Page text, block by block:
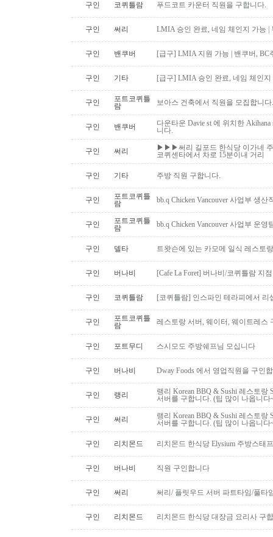
구인 코퀴틀람 푸드코트 카운터 직원을 구합니다.
구인 써리 LMIA 승인 완료, 네임 체인지 가능 |
구인 밴쿠버 [급구] LMIA 지원 가능 | 밴쿠버,
구인 기타 [급구] LMIA 승인 완료, 네임 체인
구인
포트코퀴틀
람
보아스 건축에서 직원을 모집합니다.
구인 밴쿠버
다운타운 Davie st 에 위치한
니다.
구인 써리
▶▶▶써리 길포드 한식당 이가네
코퀴센타에서 차로 15분이내 거리
구인 기타 주방 직원 구합니다.
구인
포트코퀴틀
람
bb.q Chicken Vancouver 사업부 생
구인
포트코퀴틀
람
bb.q Chicken Vancouver 사업부 운
구인 델타 트왓슨에 있는 카모메 일식 레스토
구인 버나비 [Cafe La Foret] 버나비/코퀴틀람 지
구인 코퀴틀람 [코퀴틀람] 인스파인 테라피에서 리
구인
포트코퀴틀
람
레스토랑 서버, 웨이터, 웨이트레스
구인 포트무디 스시모도 주방쉐프님 모십니다
구인 버나비 Dway Foods 에서 영업직원을 구인
구인 랭리
랭리 Korean BBQ & Sushi 레스토
서버를 구합니다. (팁 많이 나옵니다
구인 써리
랭리 Korean BBQ & Sushi 레스토
서버를 구합니다. (팁 많이 나옵니다
구인 리치몬드 리치몬드 한식당 Elysium 주방스태
구인 버나비 직원 구인합니다
구인 써리 써리/ 플릿우드 서버 파트타임/풀타
구인 리치몬드 리치몬드 한식당 대장금 요리사 구